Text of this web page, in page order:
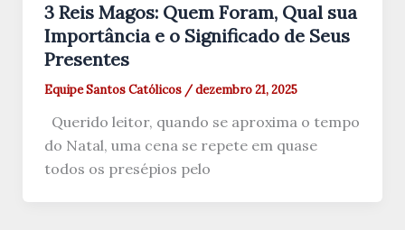
3 Reis Magos: Quem Foram, Qual sua
Importância e o Significado de Seus
Presentes
Equipe Santos Católicos /dezembro 21, 2025
Querido leitor, quando se aproxima o tempo
do Natal, uma cena se repete em quase
todos os presépios pelo